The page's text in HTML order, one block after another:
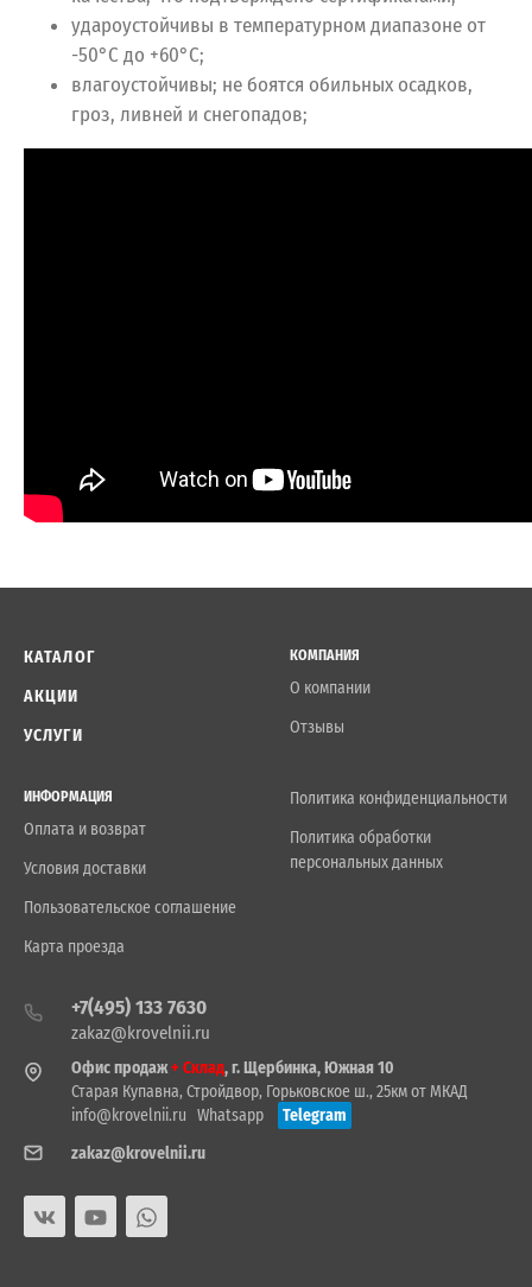
удароустойчивы в температурном диапазоне от
-50°С до +60°С;
влагоустойчивы; не боятся обильных осадков,
гроз, ливней и снегопадов;
КАТАЛОГ
АКЦИИ
УСЛУГИ
КОМПАНИЯ
О компании
Отзывы
ИНФОРМАЦИЯ
Оплата и возврат
Условия доставки
Пользовательское соглашение
Карта проезда
Политика конфиденциальности
Политика обработки
персональных данных
+7(495) 133 7630
zakaz@krovelnii.ru
Офис продаж+ Склад, г. Щербинка, Южная 10
Старая Купавна, Стройдвор, Горьковское ш., 25км от МКАД
info@krovelnii.ru Whatsapp
Telegram
zakaz@krovelnii.ru